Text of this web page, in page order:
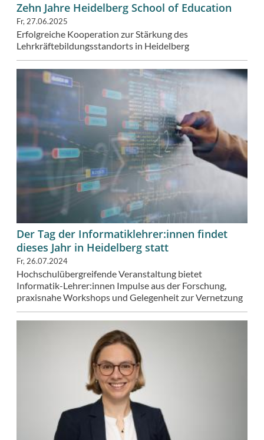
Zehn Jahre Heidelberg School of Education
Fr, 27.06.2025
Erfolgreiche Kooperation zur Stärkung des
Lehrkräftebildungsstandorts in Heidelberg
Der Tag der Informatiklehrer:innen findet
dieses Jahr in Heidelberg statt
Fr, 26.07.2024
Hochschulübergreifende Veranstaltung bietet
Informatik-Lehrer:innen Impulse aus der Forschung,
praxisnahe Workshops und Gelegenheit zur Vernetzung